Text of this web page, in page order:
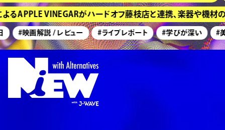
APPLE VINEGARがハードオフ藤枝店と連携、楽器や機材
#映画解説 / レビュー #ライブレポート #学びが深い #美